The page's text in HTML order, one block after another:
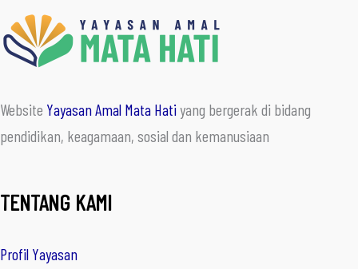
Website Yayasan Amal Mata Hatiyang bergerak di bidang
pendidikan, keagamaan, sosial dan kemanusiaan
TENTANG KAMI
Profil Yayasan